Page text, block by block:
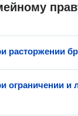
расторжении
ограничении и